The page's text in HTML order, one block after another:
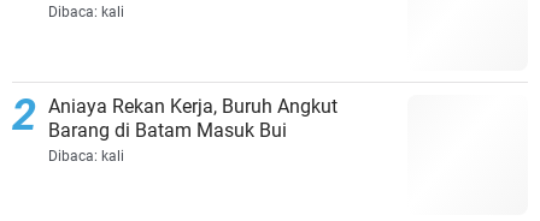
Dibaca: kali
Aniaya Rekan Kerja, Buruh Angkut
Barang di Batam Masuk Bui
Dibaca: kali